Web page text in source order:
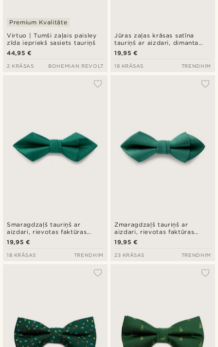
Virtuo | Tumši zaļais paisley
zīda iepriekš sasiets tauriņš
Premium Kvalitāte
44,95 €
2 KRĀSAS BOHEMIAN REVOLT
Jūras zaļas krāsas satīna
tauriņš ar aizdari, dimanta
formas gali
19,95 €
18 KRĀSAS TRENDHIM
Smaragdzaļš tauriņš ar
aizdari, rievotas faktūras
(grosgrain) audums, dimanta
formas gali
19,95 €
18 KRĀSAS TRENDHIM
Zmaragdzaļš tauriņš ar
aizdari, rievotas faktūras
(grosgrain) audums, dimanta
formas gali
19,95 €
23 KRĀSAS TRENDHIM